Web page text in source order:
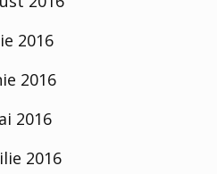
2016
2016
2016
2016